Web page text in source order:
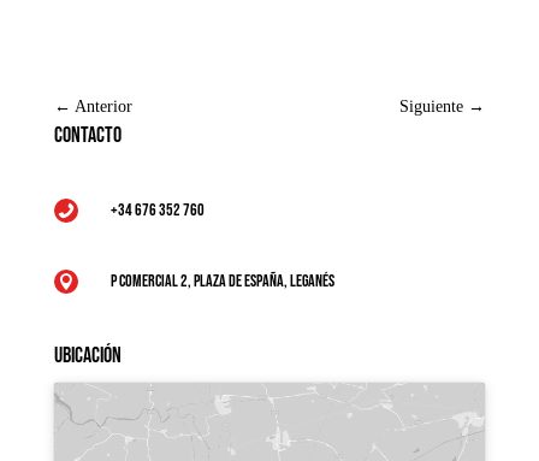
← Anterior Siguiente →
Contacto
 +34 676 352 760
 P Comercial 2, Plaza de España, Leganés
Ubicación